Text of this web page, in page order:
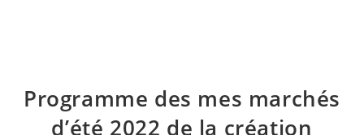
Programme des mes marchés
d’été 2022 de la création